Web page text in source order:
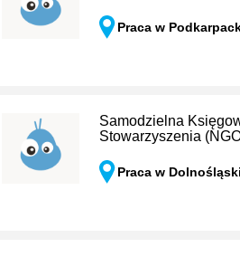
Praca w
Samodzielna
Stowarzyszenia
Praca w